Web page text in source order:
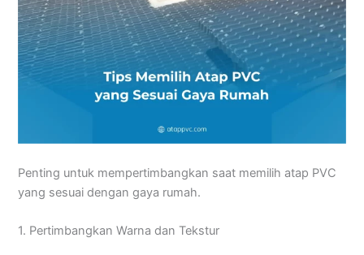
Penting untuk mempertimbangkan saat memilih atap PVC
yang sesuai dengan gaya rumah.
1. Pertimbangkan Warna dan Tekstur